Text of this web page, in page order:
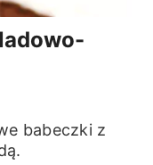
babeczki z